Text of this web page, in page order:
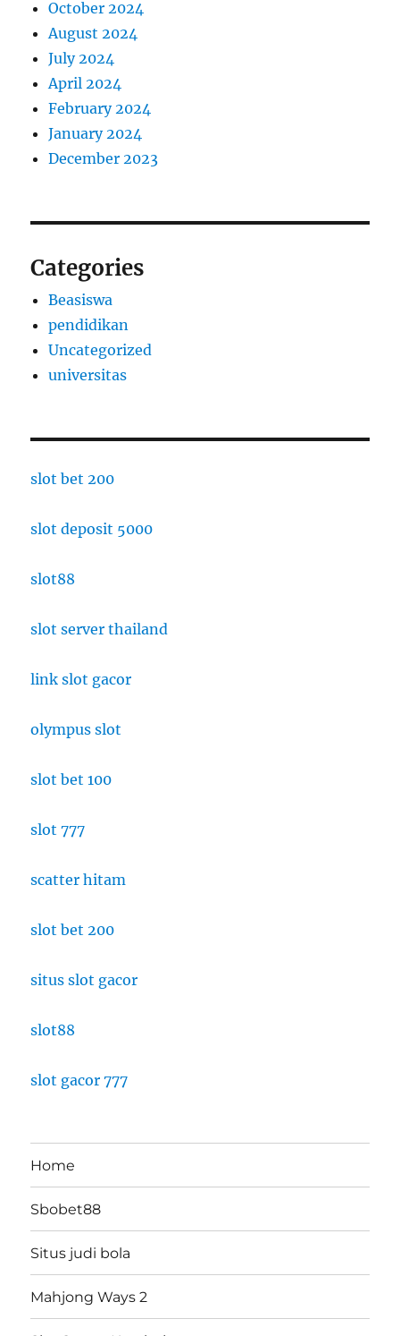
October 2024
August 2024
July 2024
April 2024
February 2024
January 2024
December 2023
Categories
Beasiswa
pendidikan
Uncategorized
universitas
slot bet 200
slot deposit 5000
slot88
slot server thailand
link slot gacor
olympus slot
slot bet 100
slot 777
scatter hitam
slot bet 200
situs slot gacor
slot88
slot gacor 777
Home
Sbobet88
Situs judi bola
Mahjong Ways 2